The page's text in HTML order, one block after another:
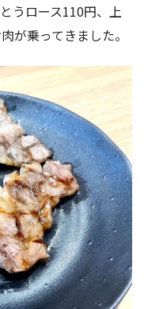
うロース110円、上
が乗ってきました。